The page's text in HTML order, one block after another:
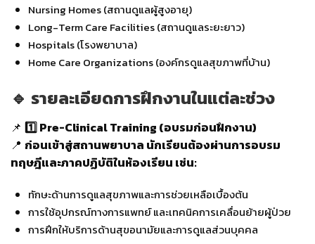
Nursing Homes (สถานดูแลผู้สูงอายุ)
Long-Term Care Facilities (สถานดูแลระยะยาว)
Hospitals (โรงพยาบาล)
Home Care Organizations (องค์กรดูแลสุขภาพที่บ้าน)
🔹 รายละเอียดการฝึกงานในแต่ละช่วง
📌 1️⃣ Pre-Clinical Training (อบรมก่อนฝึกงาน)
📍 ก่อนเข้าสู่สถานพยาบาล นักเรียนต้องผ่านการอบรม
ทฤษฎีและภาคปฏิบัติในห้องเรียน เช่น:
ทักษะด้านการดูแลสุขภาพและการช่วยเหลือเบื้องต้น
การใช้อุปกรณ์ทางการแพทย์ และเทคนิคการเคลื่อนย้ายผู้ป่วย
การฝึกให้บริการด้านสุขอนามัยและการดูแลส่วนบุคคล